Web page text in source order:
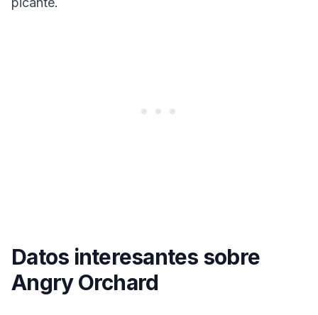
Datos interesantes sobre
Angry Orchard